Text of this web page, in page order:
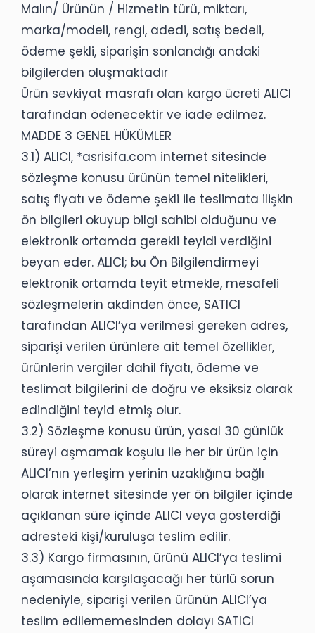
Malın/ Ürünün / Hizmetin türü, miktarı,
marka/modeli, rengi, adedi, satış bedeli,
ödeme şekli, siparişin sonlandığı andaki
bilgilerden oluşmaktadır
Ürün sevkiyat masrafı olan kargo ücreti ALICI
tarafından ödenecektir ve iade edilmez.
MADDE 3 GENEL HÜKÜMLER
3.1) ALICI, *asrisifa.com internet sitesinde
sözleşme konusu ürünün temel nitelikleri,
satış fiyatı ve ödeme şekli ile teslimata ilişkin
ön bilgileri okuyup bilgi sahibi olduğunu ve
elektronik ortamda gerekli teyidi verdiğini
beyan eder. ALICI; bu Ön Bilgilendirmeyi
elektronik ortamda teyit etmekle, mesafeli
sözleşmelerin akdinden önce, SATICI
tarafından ALICI’ya verilmesi gereken adres,
siparişi verilen ürünlere ait temel özellikler,
ürünlerin vergiler dahil fiyatı, ödeme ve
teslimat bilgilerini de doğru ve eksiksiz olarak
edindiğini teyid etmiş olur.
3.2) Sözleşme konusu ürün, yasal 30 günlük
süreyi aşmamak koşulu ile her bir ürün için
ALICI’nın yerleşim yerinin uzaklığına bağlı
olarak internet sitesinde yer ön bilgiler içinde
açıklanan süre içinde ALICI veya gösterdiği
adresteki kişi/kuruluşa teslim edilir.
3.3) Kargo firmasının, ürünü ALICI’ya teslimi
aşamasında karşılaşacağı her türlü sorun
nedeniyle, siparişi verilen ürünün ALICI’ya
teslim edilememesinden dolayı SATICI